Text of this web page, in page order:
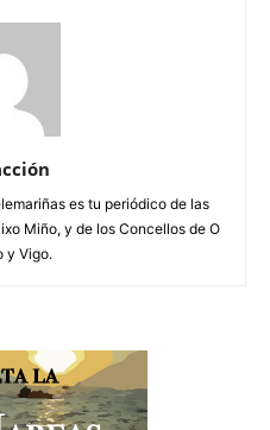
es tu periódico de las
Miño, y de los Concellos de O
y Vigo.